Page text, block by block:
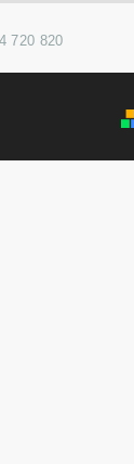
720 820